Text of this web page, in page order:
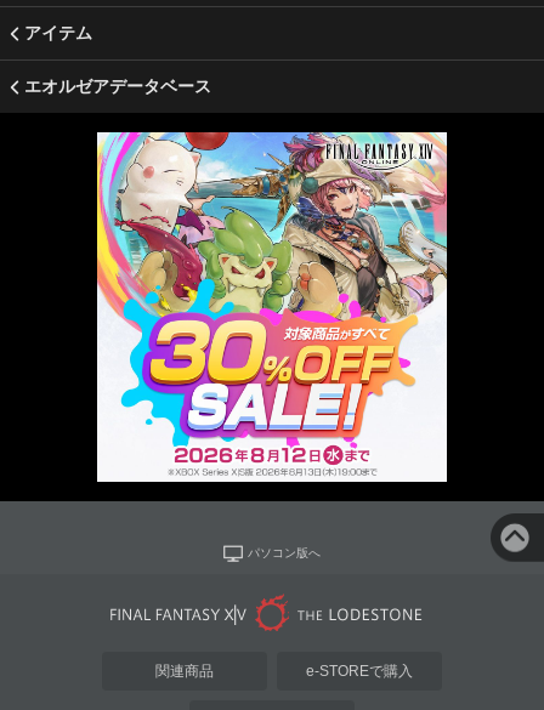
アイテム
エオルゼアデータベース
パソコン版へ
関連商品 e-STOREで購入